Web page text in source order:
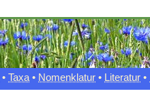
• Taxa • Nomenklatur • Literatur •